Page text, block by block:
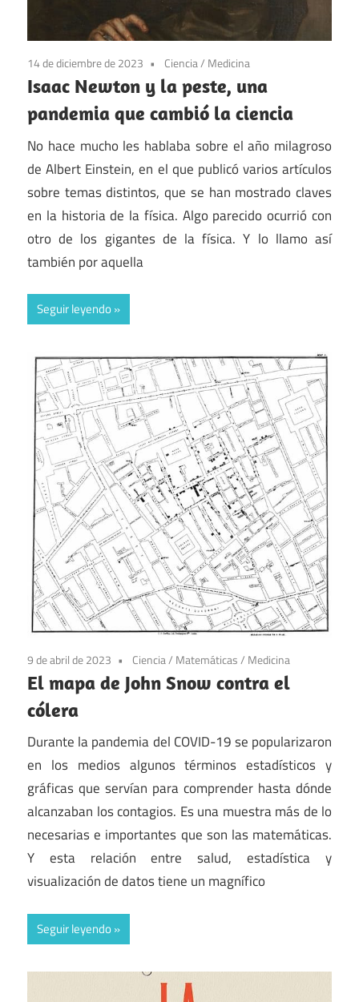
14 de diciembre de 2023 Ciencia/ Medicina
Isaac Newton y la peste, una
pandemia que cambió la ciencia
No hace mucho les hablaba sobre el año milagroso
de Albert Einstein, en el que publicó varios artículos
sobre temas distintos, que se han mostrado claves
en la historia de la física. Algo parecido ocurrió con
otro de los gigantes de la física. Y lo llamo así
también por aquella
Seguir leyendo
9 de abril de 2023 Ciencia/ Matemáticas/ Medicina
El mapa de John Snow contra el
cólera
Durante la pandemia del COVID-19 se popularizaron
en los medios algunos términos estadísticos y
gráficas que servían para comprender hasta dónde
alcanzaban los contagios. Es una muestra más de lo
necesarias e importantes que son las matemáticas.
Y esta relación entre salud, estadística y
visualización de datos tiene un magnífico
Seguir leyendo